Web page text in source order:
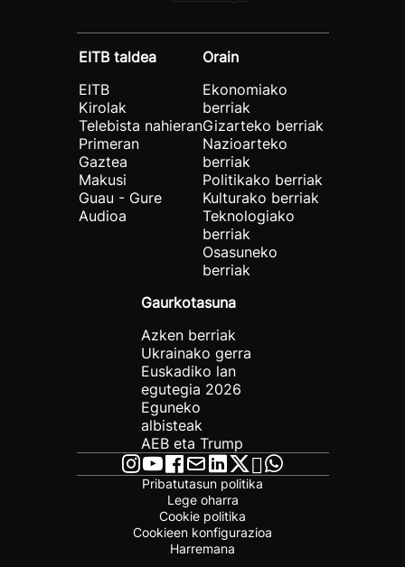
EITB taldea
EITB
Kirolak
Telebista nahieran
Primeran
Gaztea
Makusi
Guau - Gure
Audioa
Orain
Ekonomiako
berriak
Gizarteko berriak
Nazioarteko
berriak
Politikako berriak
Kulturako berriak
Teknologiako
berriak
Osasuneko
berriak
Gaurkotasuna
Azken berriak
Ukrainako gerra
Euskadiko lan
egutegia 2026
Eguneko
albisteak
AEB eta Trump
Pribatutasun politika
Lege oharra
Cookie politika
Cookieen konfigurazioa
Harremana